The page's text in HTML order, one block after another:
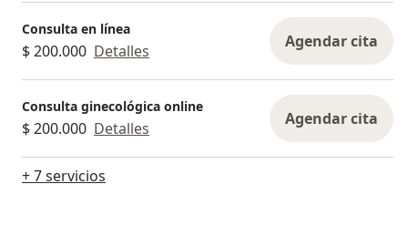
Consulta en línea
$ 200.000 Detalles Agendar cita
Consulta ginecológica online
$ 200.000 Detalles Agendar cita
+ 7 servicios